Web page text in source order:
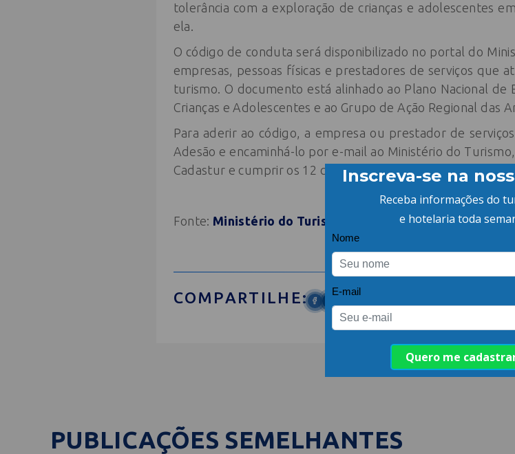
tolerância com a exploração de crianças e adolescentes
ela.
O código de conduta será disponibilizado no portal do
empresas, pessoas físicas e prestadores de serviços que
turismo. O documento está alinhado ao Plano Nacional
Crianças e Adolescentes e ao Grupo de Ação Regional das
Para aderir ao código, a empresa ou prestador de
Adesão e encaminhá-lo por e-mail ao Ministério do
Cadastur e cumprir os 12 compromissos estabelecidos no
Fonte: Ministério do Turismo
COMPARTILHE:
PUBLICAÇÕES SEMELHANTES